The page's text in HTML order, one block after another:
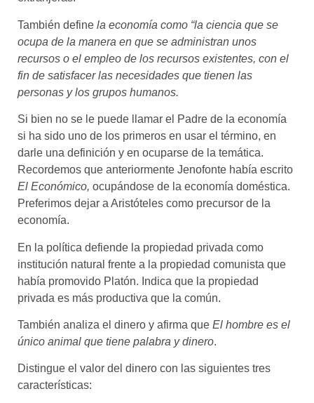
También define la economía como “la ciencia que se
ocupa de la manera en que se administran unos
recursos o el empleo de los recursos existentes, con el
fin de satisfacer las necesidades que tienen las
personas y los grupos humanos.
Si bien no se le puede llamar el Padre de la economía
si ha sido uno de los primeros en usar el término, en
darle una definición y en ocuparse de la temática.
Recordemos que anteriormente Jenofonte había escrito
El Económico, ocupándose de la economía doméstica.
Preferimos dejar a Aristóteles como precursor de la
economía.
En la política defiende la propiedad privada como
institución natural frente a la propiedad comunista que
había promovido Platón. Indica que la propiedad
privada es más productiva que la común.
También analiza el dinero y afirma que El hombre es el
único animal que tiene palabra y dinero.
Distingue el valor del dinero con las siguientes tres
características: